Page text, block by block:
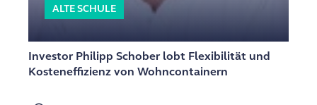
ALTE SCHULE
Investor Philipp Schober lobt Flexibilität und
Kosteneffizienz von Wohncontainern